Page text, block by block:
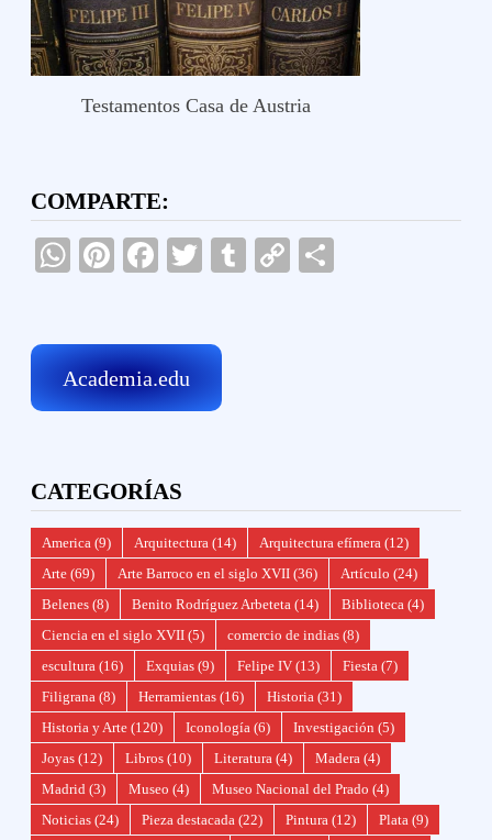
Testamentos Casa de Austria
COMPARTE:
WhatsApp
Pinterest
Facebook
TwitterTumblr
Copy
Academia.edu
CATEGORÍAS
America (9) Arquitectura (14) Arquitectura efímera (12)
Arte (69) Arte Barroco en el siglo XVII (36) Artículo (24)
Belenes (8) Benito Rodríguez Arbeteta (14) Biblioteca (4)
Ciencia en el siglo XVII (5) comercio de indias (8)
escultura (16) Exquias (9) Felipe IV (13) Fiesta (7)
Filigrana (8) Herramientas (16) Historia (31)
Historia y Arte (120) Iconología (6) Investigación (5)
Joyas (12) Libros (10) Literatura (4) Madera (4)
Madrid (3) Museo (4) Museo Nacional del Prado (4)
Noticias (24) Pieza destacada (22) Pintura (12) Plata (9)